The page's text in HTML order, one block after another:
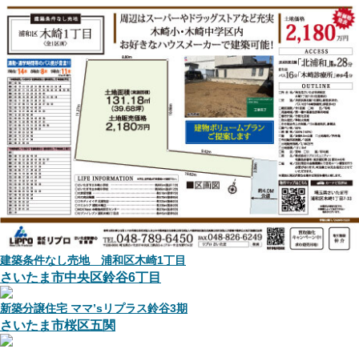
建築条件なし売地 浦和区木崎1丁目
さいたま市中央区鈴谷6丁目
新築分譲住宅 ママ’sリプラス鈴谷3期
さいたま市桜区五関